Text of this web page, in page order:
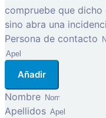
compruebe que
sino abra una
Persona de contacto
Añadir
Nombre
Apellidos